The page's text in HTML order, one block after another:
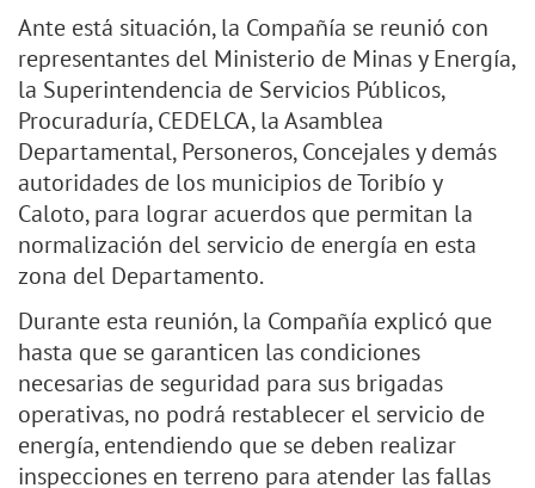
Ante está situación, la Compañía se reunió con
representantes del Ministerio de Minas y Energía,
la Superintendencia de Servicios Públicos,
Procuraduría, CEDELCA, la Asamblea
Departamental, Personeros, Concejales y demás
autoridades de los municipios de Toribío y
Caloto, para lograr acuerdos que permitan la
normalización del servicio de energía en esta
zona del Departamento.
Durante esta reunión, la Compañía explicó que
hasta que se garanticen las condiciones
necesarias de seguridad para sus brigadas
operativas, no podrá restablecer el servicio de
energía, entendiendo que se deben realizar
inspecciones en terreno para atender las fallas